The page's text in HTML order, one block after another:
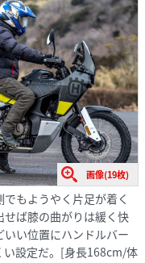
画像(19枚)
でもようやく片足が着く
せば膝の曲がりは緩く快
い位置にハンドルバー
い設定だ。[身長168cm/体